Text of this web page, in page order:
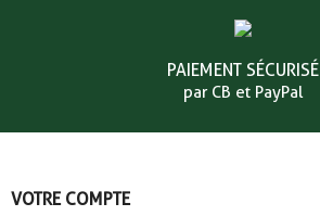
PAIEMENT SÉCURISÉ
par CB et PayPal
VOTRE COMPTE